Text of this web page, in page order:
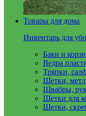
Товары для дома
Инвентарь для
Баки и
Ведра
Тряпки,
Щетки,
Швабры,
Щетки для
Щетки,